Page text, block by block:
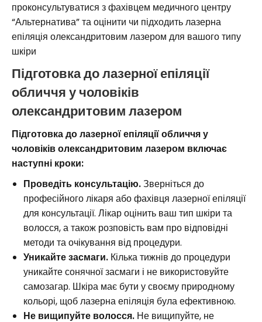
проконсультуватися з фахівцем медичного центру
“Альтернатива” та оцінити чи підходить лазерна
епіляція олександритовим лазером для вашого типу
шкіри
Підготовка до лазерної епіляції
обличчя у чоловіків
олександритовим лазером
Підготовка до лазерної епіляції обличчя у
чоловіків олександритовим лазером включає
наступні кроки:
Проведіть консультацію.Зверніться до
професійного лікаря або фахівця лазерної епіляції
для консультації. Лікар оцінить ваш тип шкіри та
волосся, а також розповість вам про відповідні
методи та очікування від процедури.
Уникайте засмаги. Кілька тижнів до процедури
уникайте сонячної засмаги і не використовуйте
самозагар. Шкіра має бути у своєму природному
кольорі, щоб лазерна епіляція була ефективною.
Не вищипуйте волосся. Не вищипуйте, не